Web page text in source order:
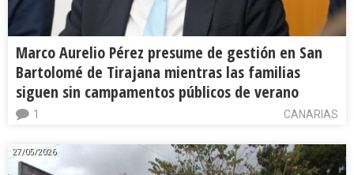
Marco Aurelio Pérez presume de gestión en San
Bartolomé de Tirajana mientras las familias
siguen sin campamentos públicos de verano
CANARIAS
1
27/05/2026